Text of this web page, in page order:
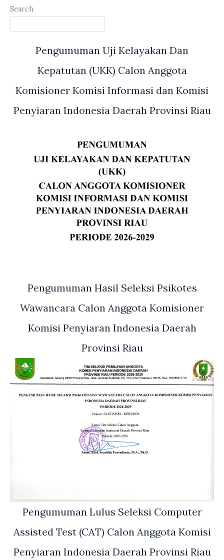
Search
Pengumuman Uji Kelayakan Dan
Kepatutan (UKK) Calon Anggota
Komisioner Komisi Informasi dan Komisi
Penyiaran Indonesia Daerah Provinsi Riau
Pengumuman Hasil Seleksi Psikotes
Wawancara Calon Anggota Komisioner
Komisi Penyiaran Indonesia Daerah
Provinsi Riau
Pengumuman Lulus Seleksi Computer
Assisted Test (CAT) Calon Anggota Komisi
Penyiaran Indonesia Daerah Provinsi Riau